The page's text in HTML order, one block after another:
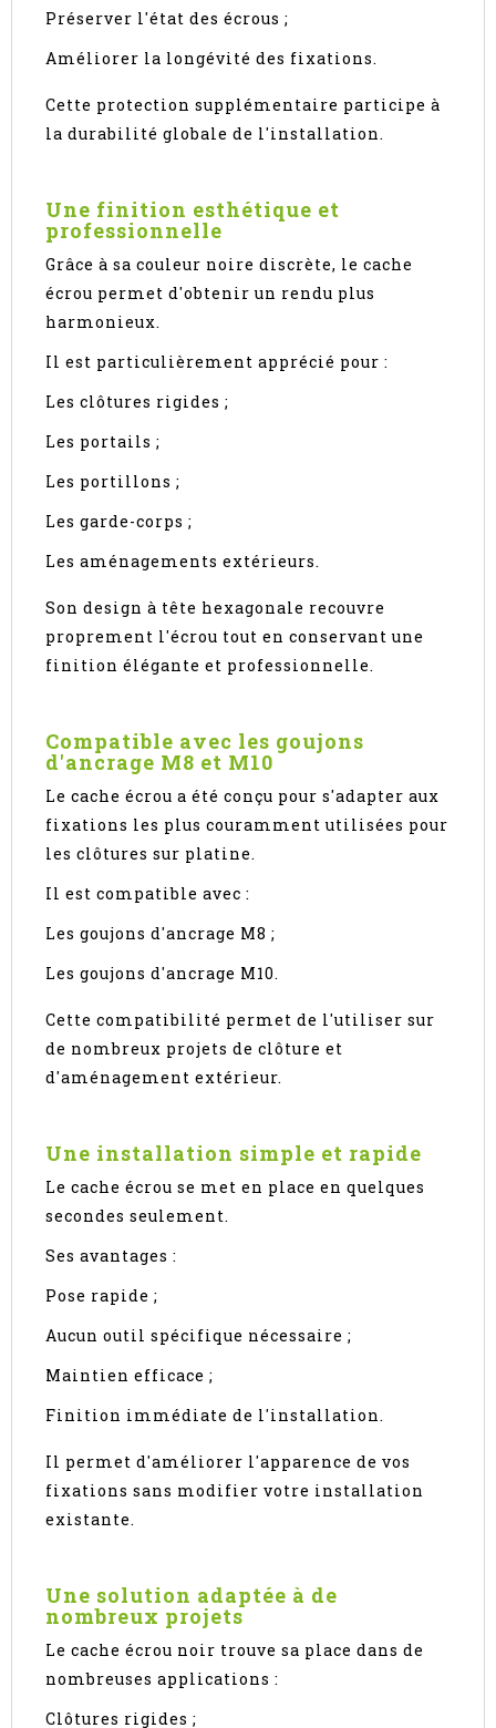
Préserver l'état des écrous ;
Améliorer la longévité des fixations.
Cette protection supplémentaire participe à
la durabilité globale de l'installation.
Une finition esthétique et
professionnelle
Grâce à sa couleur noire discrète, le cache
écrou permet d'obtenir un rendu plus
harmonieux.
Il est particulièrement apprécié pour :
Les clôtures rigides ;
Les portails ;
Les portillons ;
Les garde-corps ;
Les aménagements extérieurs.
Son design à tête hexagonale recouvre
proprement l'écrou tout en conservant une
finition élégante et professionnelle.
Compatible avec les goujons
d'ancrage M8 et M10
Le cache écrou a été conçu pour s'adapter aux
fixations les plus couramment utilisées pour
les clôtures sur platine.
Il est compatible avec :
Les goujons d'ancrage M8 ;
Les goujons d'ancrage M10.
Cette compatibilité permet de l'utiliser sur
de nombreux projets de clôture et
d'aménagement extérieur.
Une installation simple et rapide
Le cache écrou se met en place en quelques
secondes seulement.
Ses avantages :
Pose rapide ;
Aucun outil spécifique nécessaire ;
Maintien efficace ;
Finition immédiate de l'installation.
Il permet d'améliorer l'apparence de vos
fixations sans modifier votre installation
existante.
Une solution adaptée à de
nombreux projets
Le cache écrou noir trouve sa place dans de
nombreuses applications :
Clôtures rigides ;